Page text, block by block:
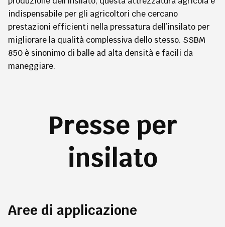
indispensabile per gli agricoltori che cercano
prestazioni efficienti nella pressatura dell’insilato per
migliorare la qualità complessiva dello stesso. SSBM
850 è sinonimo di balle ad alta densità e facili da
maneggiare.
Presse per
insilato
Aree di applicazione